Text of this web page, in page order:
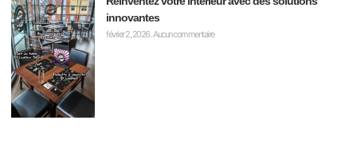
innovantes
février 2, 2026 Aucun commentaire